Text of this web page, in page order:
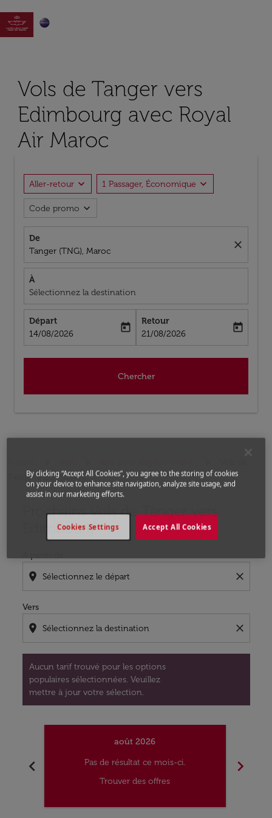

Vols de Tanger vers
Edimbourg avec Royal
Air Maroc
Aller-retour expand_more 1 Passager, Économique expand_more
Code promo expand_more
De
Tanger (TNG), Maroc
close
À
Sélectionnez la destination
Départ
fc-booking-departure-date-aria-label
14/08/2026
today
Retour
fc-booking-return-date-aria-label
21/08/2026
today
Chercher
Tanger a Edimbourg
Prochains Vols de Tanger vers
Edimbourg
location_on close
Vers
location_on close
Aucun tarif trouvé pour les options
populaires sélectionnées. Veuillez
mettre à jour votre sélection.
chevron_left
août 2026
Pas de résultat ce mois-ci.
Trouver des offres
chevron_right
By clicking “Accept All Cookies”, you agree to the storing of cookies
on your device to enhance site navigation, analyze site usage, and
assist in our marketing efforts.
Accept All Cookies
Cookies Settings